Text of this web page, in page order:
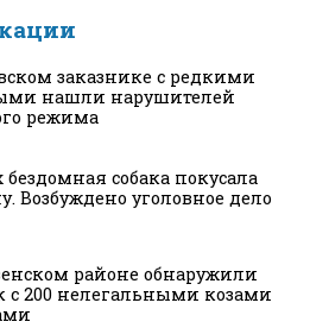
заказнике с редкими
нашли нарушителей
режима
бездомная собака покусала
Возбуждено уголовное дело
районе обнаружили
с 200 нелегальными козами